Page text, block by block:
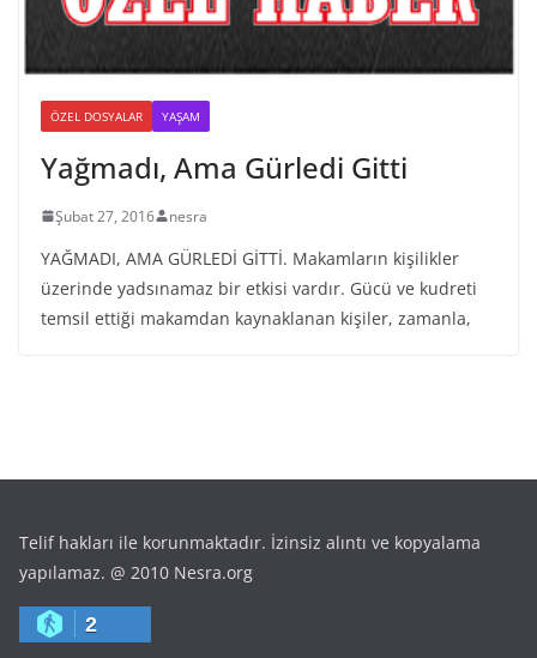
ÖZEL DOSYALAR YAŞAM
Yağmadı, Ama Gürledi Gitti
Şubat 27, 2016 nesra
YAĞMADI, AMA GÜRLEDİ GİTTİ. Makamların kişilikler
üzerinde yadsınamaz bir etkisi vardır. Gücü ve kudreti
temsil ettiği makamdan kaynaklanan kişiler, zamanla,
Telif hakları ile korunmaktadır. İzinsiz alıntı ve kopyalama
yapılamaz. @ 2010 Nesra.org
2